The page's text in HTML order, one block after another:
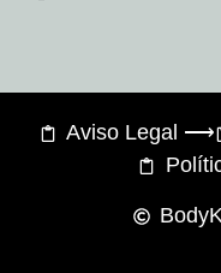
Aviso Legal ⟶